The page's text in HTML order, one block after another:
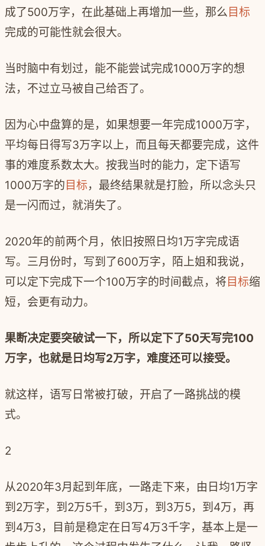
成了500万字，在此基础上再增加一些，那么 目标
完成的可能性就会很大。
当时脑中有划过，能不能尝试完成1000万字的想
法，不过立马被自己给否了。
因为心中盘算的是，如果想要一年完成1000万字，
平均每日得写3万字以上，而且每天都要完成，这件
事的难度系数太大。按我当时的能力，定下语写
1000万字的 目标，最终结果就是打脸，所以念头只
是一闪而过，就消失了。
2020年的前两个月，依旧按照日均1万字完成语
写。三月份时，写到了600万字，陌上姐和我说，
可以定下完成下一个100万字的时间截点，将 目标缩
短，会更有动力。
果断决定要突破试一下，所以定下了50天写完100
万字，也就是日均写2万字，难度还可以接受。
就这样，语写日常被打破，开启了一路挑战的模
式。
2
从2020年3月起到年底，一路走下来，由日均1万字
到2万字，到2万5千，到3万，到3万5，到4万，再
到4万3，目前是稳定在日写4万3千字，基本上是一